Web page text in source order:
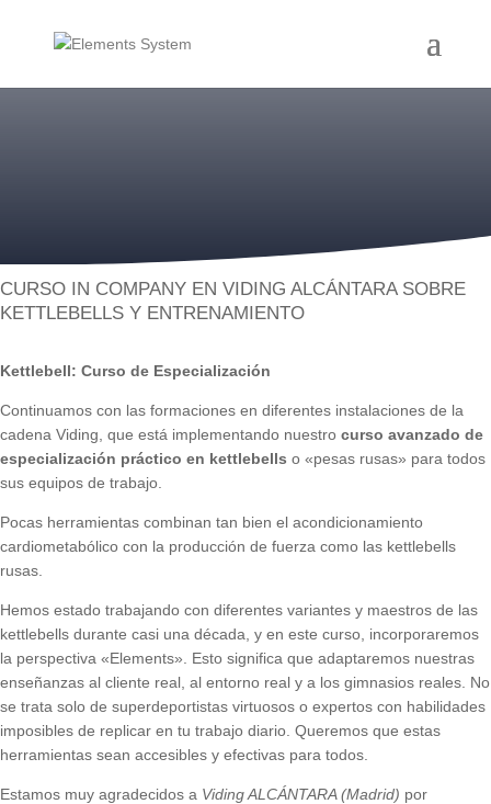
CURSO IN COMPANY EN VIDING ALCÁNTARA SOBRE
KETTLEBELLS Y ENTRENAMIENTO
Kettlebell: Curso de Especialización
Continuamos con las formaciones en diferentes instalaciones de la
cadena Viding, que está implementando nuestro curso avanzado de
especialización práctico en kettlebells o «pesas rusas» para todos
sus equipos de trabajo.
Pocas herramientas combinan tan bien el acondicionamiento
cardiometabólico con la producción de fuerza como las kettlebells
rusas.
Hemos estado trabajando con diferentes variantes y maestros de las
kettlebells durante casi una década, y en este curso, incorporaremos
la perspectiva «Elements». Esto significa que adaptaremos nuestras
enseñanzas al cliente real, al entorno real y a los gimnasios reales. No
se trata solo de superdeportistas virtuosos o expertos con habilidades
imposibles de replicar en tu trabajo diario. Queremos que estas
herramientas sean accesibles y efectivas para todos.
Estamos muy agradecidos a Viding ALCÁNTARA (Madrid) por